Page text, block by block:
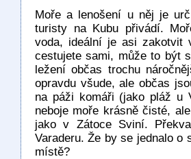
Moře a lenošení u něj je
turisty na Kubu přivádí.
voda, ideální je asi zakotvit
cestujete sami, může to být
ležení občas trochu
opravdu všude, ale občas
na páži komáři (jako pláž u
neboje moře krásně čisté,
jako v Zátoce Sviní.
Varaderu. Že by se jednalo o
místě?